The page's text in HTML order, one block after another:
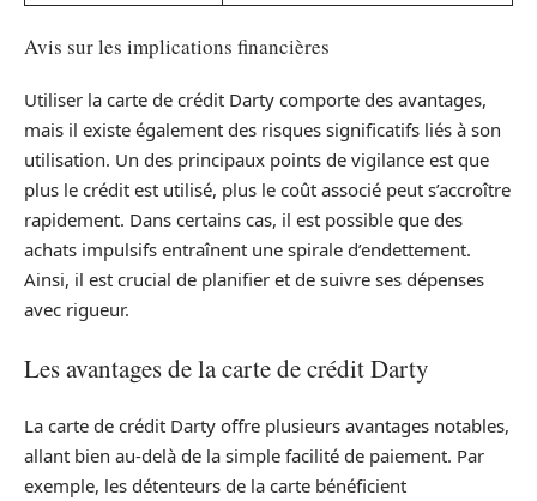
Avis sur les implications financières
Utiliser la carte de crédit Darty comporte des avantages,
mais il existe également des risques significatifs liés à son
utilisation. Un des principaux points de vigilance est que
plus le crédit est utilisé, plus le coût associé peut s’accroître
rapidement. Dans certains cas, il est possible que des
achats impulsifs entraînent une spirale d’endettement.
Ainsi, il est crucial de planifier et de suivre ses dépenses
avec rigueur.
Les avantages de la carte de crédit Darty
La carte de crédit Darty offre plusieurs avantages notables,
allant bien au-delà de la simple facilité de paiement. Par
exemple, les détenteurs de la carte bénéficient